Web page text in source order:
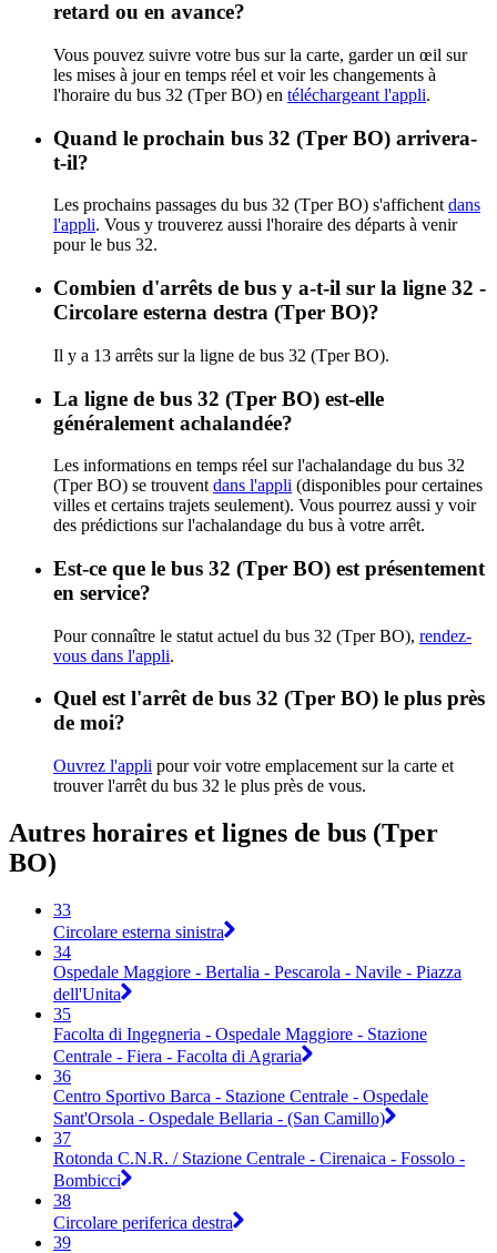
retard ou en avance?
Vous pouvez suivre votre bus sur la carte, garder un œil sur
les mises à jour en temps réel et voir les changements à
l'horaire du bus 32 (Tper BO) en téléchargeant l'appli.
Quand le prochain bus 32 (Tper BO) arrivera-
t-il?
Les prochains passages du bus 32 (Tper BO) s'affichent dans
l'appli. Vous y trouverez aussi l'horaire des départs à venir
pour le bus 32.
Combien d'arrêts de bus y a-t-il sur la ligne 32 -
Circolare esterna destra (Tper BO)?
Il y a 13 arrêts sur la ligne de bus 32 (Tper BO).
La ligne de bus 32 (Tper BO) est-elle
généralement achalandée?
Les informations en temps réel sur l'achalandage du bus 32
(Tper BO) se trouvent dans l'appli (disponibles pour certaines
villes et certains trajets seulement). Vous pourrez aussi y voir
des prédictions sur l'achalandage du bus à votre arrêt.
Est-ce que le bus 32 (Tper BO) est présentement
en service?
Pour connaître le statut actuel du bus 32 (Tper BO), rendez-
vous dans l'appli.
Quel est l'arrêt de bus 32 (Tper BO) le plus près
de moi?
Ouvrez l'appli pour voir votre emplacement sur la carte et
trouver l'arrêt du bus 32 le plus près de vous.
Autres horaires et lignes de bus (Tper
BO)
33
Circolare esterna sinistra
34
Ospedale Maggiore - Bertalia - Pescarola - Navile - Piazza
dell'Unita
35
Facolta di Ingegneria - Ospedale Maggiore - Stazione
Centrale - Fiera - Facolta di Agraria
36
Centro Sportivo Barca - Stazione Centrale - Ospedale
Sant'Orsola - Ospedale Bellaria - (San Camillo)
37
Rotonda C.N.R. / Stazione Centrale - Cirenaica - Fossolo -
Bombicci
38
Circolare periferica destra
39